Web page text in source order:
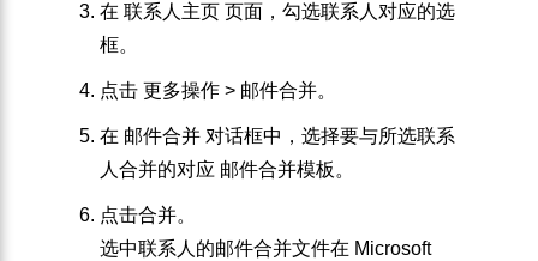
在 联系人 主页页面，勾选联系人对应的选
框。
点击更多操作> 邮件合并。
在 邮件合并对话框中，选择要与所选联系
人合并的对应 邮件合并模板 。
点击合并。
选中联系人的邮件合并文件在 Microsoft